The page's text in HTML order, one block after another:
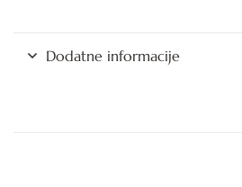
Dodatne informacije